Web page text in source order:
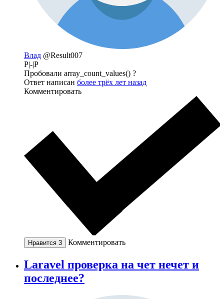
Влад @Result007
P|-|P
Пробовали array_count_values() ?
Ответ написан более трёх лет назад
Комментировать
Нравится 3 Комментировать
Laravel проверка на чет нечет и
последнее?